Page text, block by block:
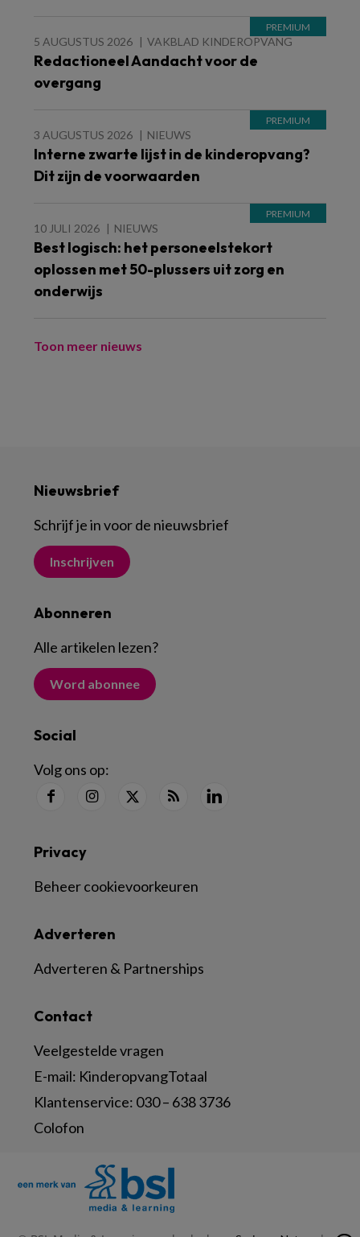
5 AUGUSTUS 2026 VAKBLAD KINDEROPVANG
Redactioneel Aandacht voor de
overgang
3 AUGUSTUS 2026 NIEUWS
Interne zwarte lijst in de kinderopvang?
Dit zijn de voorwaarden
10 JULI 2026 NIEUWS
Best logisch: het personeelstekort
oplossen met 50-plussers uit zorg en
onderwijs
Toon meer nieuws
Nieuwsbrief
Schrijf je in voor de nieuwsbrief
Inschrijven
Abonneren
Alle artikelen lezen?
Word abonnee
Social
Volg ons op:
Contact
Veelgestelde vragen
E-mail: KinderopvangTotaal
Klantenservice: 030 – 638 3736
Colofon
Adverteren
Adverteren & Partnerships
Privacy
Beheer cookievoorkeuren